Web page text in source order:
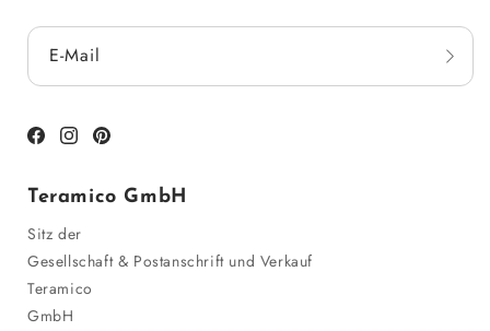
E-Mail
Facebook
InstagramPinterest
Teramico GmbH
Sitz der
Gesellschaft & Postanschrift und Verkauf
Teramico
GmbH